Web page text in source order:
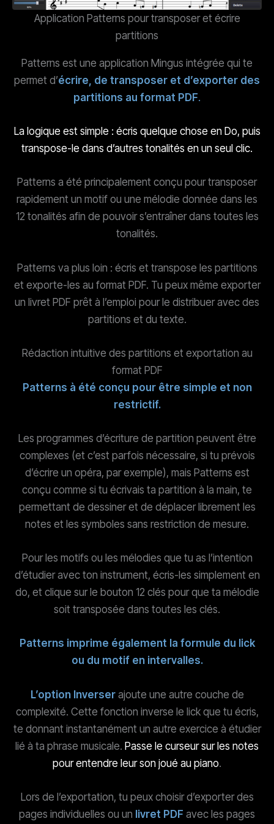
Application Patterns pour transposer et écrire
partitions
Patterns est une application Mingus intégrée qui te
permet d’écrire, de transposer et d’exporter des
partitions au format PDF.
La logique est simple : écris quelque chose en Do, puis
transpose-le dans d’autres tonalités en un seul clic.
Patterns a été principalement conçu pour transposer
rapidement un motif ou une mélodie donnée dans les
12 tonalités afin de pouvoir s’entraîner dans toutes les
tonalités.
Patterns va plus loin : écris et transpose les partitions
et exporte-les au format PDF. Tu peux même exporter
un livret PDF prêt à l’emploi pour le distribuer avec des
partitions et du texte.
Rédaction intuitive des partitions et exportation au
format PDF
Patterns à été conçu pour être simple et non
restrictif.
Les programmes d’écriture de partition peuvent être
complexes (et c’est parfois nécessaire, si tu prévois
d’écrire un opéra, par exemple), mais Patterns est
conçu comme si tu écrivais ta partition à la main, te
permettant de dessiner et de déplacer librement les
notes et les symboles sans restriction de mesure.
Pour les motifs ou les mélodies que tu as l’intention
d’étudier avec ton instrument, écris-les simplement en
do, et clique sur le bouton 12 clés pour que ta mélodie
soit transposée dans toutes les clés.
Patterns imprime également la formule du lick
ou du motif en intervalles.
L’option Inverserajoute une autre couche de
complexité. Cette fonction inverse le lick que tu écris,
te donnant instantanément un autre exercice à étudier
lié à ta phrase musicale. Passe le curseur sur les notes
pour entendre leur son joué au piano.
Lors de l’exportation, tu peux choisir d’exporter des
pages individuelles ou un livret PDF avec les pages